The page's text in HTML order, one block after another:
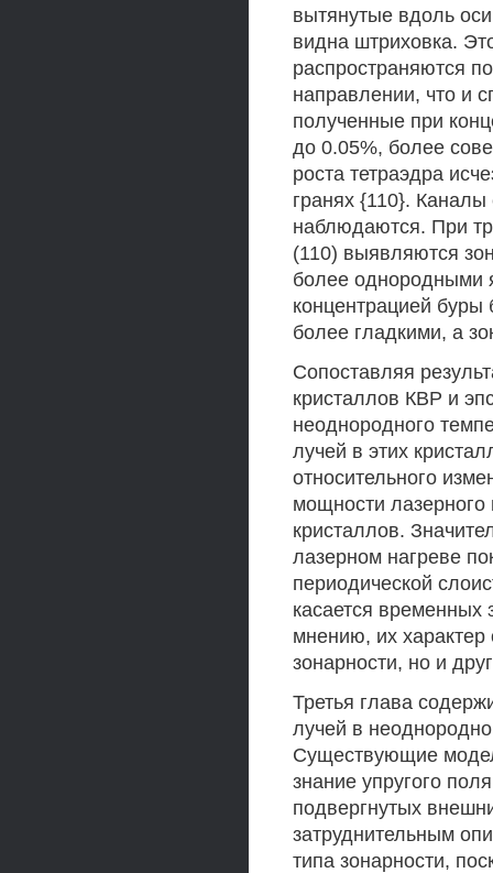
вытянутые вдоль
видна штриховка.
распространяются
направлении, что и
полученные при
до 0.05%, более
роста тетраэдра
гранях {110}. Каналы
наблюдаются. При
(110) выявляются
более однородными
концентрацией
более гладкими, а
Сопоставляя
кристаллов КВР и
неоднородного
лучей в этих
относительного
мощности лазерного
кристаллов.
лазерном нагреве
периодической
касается
мнению, их характер
зонарности, но и
Третья глава
лучей в неоднородно
Существующие
знание упругого
подвергнутых
затруднительным
типа зонарности,